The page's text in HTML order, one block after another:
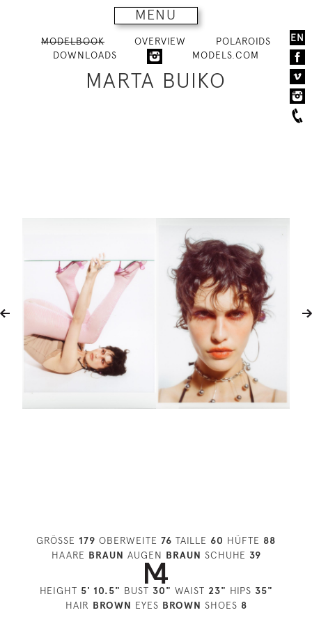
MENU
EN
MODELBOOK OVERVIEW
POLAROIDS
DOWNLOADS
MODELS.COM
MARTA BUIKO
GRÖSSE 179 OBERWEITE 76 TAILLE 60 HÜFTE 88
HAARE BRAUN AUGEN BRAUN SCHUHE 39
HEIGHT 5' 10.5" BUST 30" WAIST 23" HIPS 35"
HAIR BROWN EYES BROWN SHOES 8